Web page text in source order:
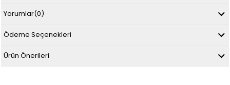
Yorumlar(0)
Ödeme Seçenekleri
Ürün Önerileri